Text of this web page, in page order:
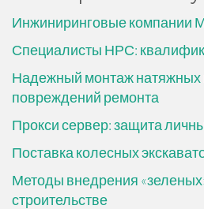
Инжиниринговые компании
Специалисты НРС:
Надежный монтаж натяжных
повреждений ремонта
Прокси сервер: защита
Поставка колесных
Методы внедрения
строительстве